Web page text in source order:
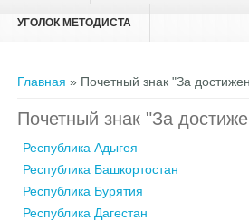
УГОЛОК МЕТОДИСТА
Вы здесь
Главная » Почетный знак "За
Почетный знак "За
Республика Адыгея
Республика Башкортостан
Республика Бурятия
Республика Дагестан